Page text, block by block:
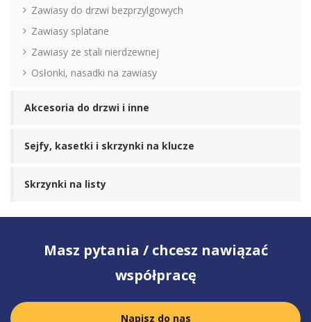
Zawiasy do drzwi bezprzylgowych
Zawiasy splatane
Zawiasy ze stali nierdzewnej
Osłonki, nasadki na zawiasy
Akcesoria do drzwi i inne
Sejfy, kasetki i skrzynki na klucze
Skrzynki na listy
Masz pytania / chcesz nawiązać
współpracę
Napisz do nas